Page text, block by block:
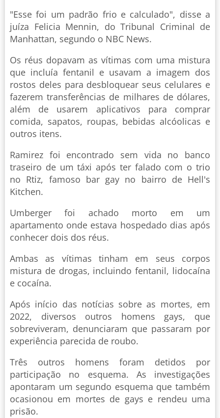
"Esse foi um padrão frio e calculado", disse a
juíza Felicia Mennin, do Tribunal Criminal de
Manhattan, segundo o NBC News.
Os réus dopavam as vítimas com uma mistura
que incluía fentanil e usavam a imagem dos
rostos deles para desbloquear seus celulares e
fazerem transferências de milhares de dólares,
além de usarem aplicativos para comprar
comida, sapatos, roupas, bebidas alcóolicas e
outros itens.
Ramirez foi encontrado sem vida no banco
traseiro de um táxi após ter falado com o trio
no Rtiz, famoso bar gay no bairro de Hell's
Kitchen.
Umberger foi achado morto em um
apartamento onde estava hospedado dias após
conhecer dois dos réus.
Ambas as vítimas tinham em seus corpos
mistura de drogas, incluindo fentanil, lidocaína
e cocaína.
Após início das notícias sobre as mortes, em
2022, diversos outros homens gays, que
sobreviveram, denunciaram que passaram por
experiência parecida de roubo.
Três outros homens foram detidos por
participação no esquema. As investigações
apontaram um segundo esquema que também
ocasionou em mortes de gays e rendeu uma
prisão.